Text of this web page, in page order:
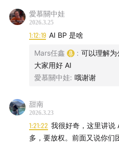
AIBP 将是企业最稀缺的新角色
一个童工能产生多大的
愛慕關中娃
2026.3.25
1:12:19 AI BP 是啥
Mars任鑫 : 可以理解
大家用好 AI
愛慕關中娃: 哦谢谢
甜南
2026.3.23
1:21:22 我很好奇，这里讲说
多，要放权。前面又说你们